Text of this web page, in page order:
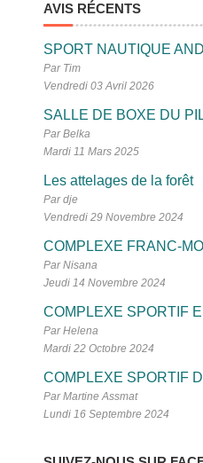
AVIS RÉCENTS
SPORT NAUTIQUE
Par Tim
Vendredi 03 Avril 2026
SALLE DE BOXE DU
Par Belka
Mardi 11 Mars 2025
Les attelages de la forêt
Par dje
Vendredi 29 Novembre 2024
COMPLEXE FRANC-
Par Nisana
Jeudi 14 Novembre 2024
COMPLEXE SPORTIF
Par Helena
Mardi 22 Octobre 2024
COMPLEXE SPORTIF
Par Martine Assmat
Lundi 16 Septembre 2024